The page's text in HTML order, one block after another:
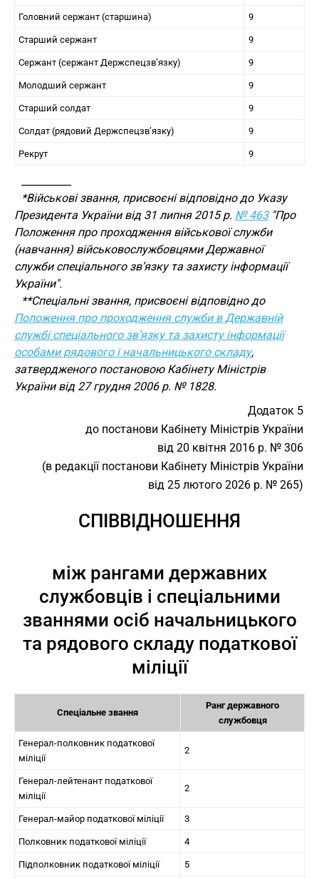
Головний сержант (старшина) 9
Старший сержант 9
Сержант (сержант Держспецзв’язку) 9
Молодший сержант 9
Старший солдат 9
Солдат (рядовий Держспецзв’язку) 9
Рекрут 9
*Військові звання, присвоєні відповідно до Указу
Президента України від 31 липня 2015 р. № 463"Про
Положення про проходження військової служби
(навчання) військовослужбовцями Державної
служби спеціального зв’язку та захисту інформації
України".
**Спеціальні звання, присвоєні відповідно до
Положення про проходження служби в Державній
службі спеціального зв’язку та захисту інформації
особами рядового і начальницького складу,
затвердженого постановою Кабінету Міністрів
України від 27 грудня 2006 р. № 1828.
Додаток 5
до постанови Кабінету Міністрів України
від 20 квітня 2016 р. № 306
(в редакції постанови Кабінету Міністрів України
від 25 лютого 2026 р. № 265)
СПІВВІДНОШЕННЯ
між рангами державних
службовців і спеціальними
званнями осіб начальницького
та рядового складу податкової
міліції
Спеціальне звання
Ранг державного
службовця
Генерал-полковник податкової
міліції
2
Генерал-лейтенант податкової
міліції
2
Генерал-майор податкової міліції 3
Полковник податкової міліції 4
Підполковник податкової міліції 5